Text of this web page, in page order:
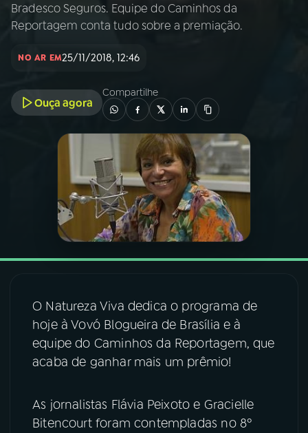
INÍCIO
02A RÁDIO
03PROGRAMAÇÃO
PODCASTS
VIDEOCASTS
08 FESTIVAL DE MÚSICA
YouTube Facebook
Bradesco Seguros. Equipe do Caminhos da
Reportagem conta tudo sobre a premiação.
NO AR EM25/11/2018, 12:46
Ouça agora
Compartilhe
O Natureza Viva dedica o programa de
hoje à Vovó Blogueira de Brasília e à
equipe do Caminhos da Reportagem, que
acaba de ganhar mais um prêmio!
As jornalistas Flávia Peixoto e Gracielle
Bitencourt foram contempladas no 8º